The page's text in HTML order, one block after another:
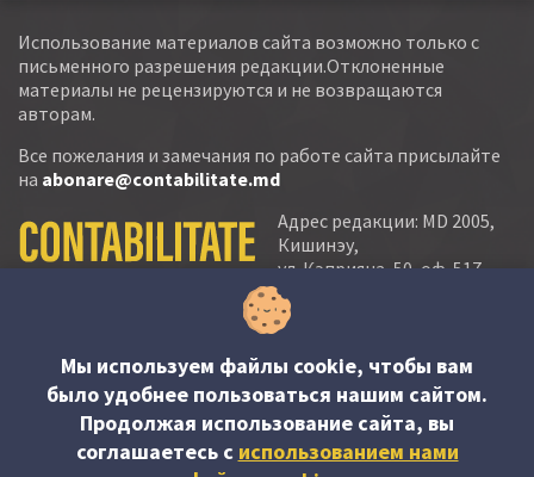
Использование материалов сайта возможно только с
письменного разрешения редакции.Отклоненные
материалы не рецензируются и не возвращаются
авторам.
Все пожелания и замечания по работе сайта присылайте
на abonare@contabilitate.md
Адрес редакции: MD 2005,
Кишинэу,
ул. Кэприяна, 50, оф. 517-
518
тел.:
тел./факс: (+373 22) 22 53 90
e-mail:
abonare@contabilitate.md
newsletter:
Мы используем файлы cookie, чтобы вам
было удобнее пользоваться нашим сайтом.
Продолжая использование сайта, вы
соглашаетесь c использованием нами